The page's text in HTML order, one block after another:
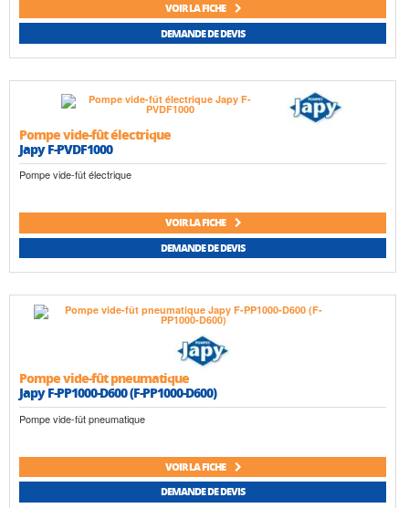
VOIR LA FICHE
DEMANDE DE DEVIS
Pompe vide-fût électrique
Japy F-PVDF1000
Pompe vide-fût électrique
VOIR LA FICHE
DEMANDE DE DEVIS
Pompe vide-fût pneumatique
Japy F-PP1000-D600 (F-PP1000-D600)
Pompe vide-fût pneumatique
VOIR LA FICHE
DEMANDE DE DEVIS